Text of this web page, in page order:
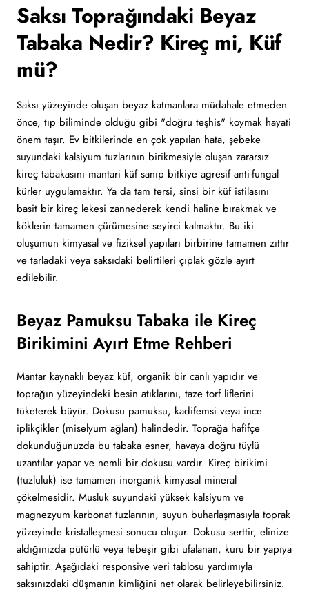
Saksı Toprağındaki Beyaz
Tabaka Nedir? Kireç mi, Küf
mü?
Saksı yüzeyinde oluşan beyaz katmanlara müdahale etmeden
önce, tıp biliminde olduğu gibi "doğru teşhis" koymak hayati
önem taşır. Ev bitkilerinde en çok yapılan hata, şebeke
suyundaki kalsiyum tuzlarının birikmesiyle oluşan zararsız
kireç tabakasını mantari küf sanıp bitkiye agresif anti-fungal
kürler uygulamaktır. Ya da tam tersi, sinsi bir küf istilasını
basit bir kireç lekesi zannederek kendi haline bırakmak ve
köklerin tamamen çürümesine seyirci kalmaktır. Bu iki
oluşumun kimyasal ve fiziksel yapıları birbirine tamamen zıttır
ve tarladaki veya saksıdaki belirtileri çıplak gözle ayırt
edilebilir.
Beyaz Pamuksu Tabaka ile Kireç
Birikimini Ayırt Etme Rehberi
Mantar kaynaklı beyaz küf, organik bir canlı yapıdır ve
toprağın yüzeyindeki besin atıklarını, taze torf liflerini
tüketerek büyür. Dokusu pamuksu, kadifemsi veya ince
iplikçikler (miselyum ağları) halindedir. Toprağa hafifçe
dokunduğunuzda bu tabaka esner, havaya doğru tüylü
uzantılar yapar ve nemli bir dokusu vardır. Kireç birikimi
(tuzluluk) ise tamamen inorganik kimyasal mineral
çökelmesidir. Musluk suyundaki yüksek kalsiyum ve
magnezyum karbonat tuzlarının, suyun buharlaşmasıyla toprak
yüzeyinde kristalleşmesi sonucu oluşur. Dokusu serttir, elinize
aldığınızda pütürlü veya tebeşir gibi ufalanan, kuru bir yapıya
sahiptir. Aşağıdaki responsive veri tablosu yardımıyla
saksınızdaki düşmanın kimliğini net olarak belirleyebilirsiniz.